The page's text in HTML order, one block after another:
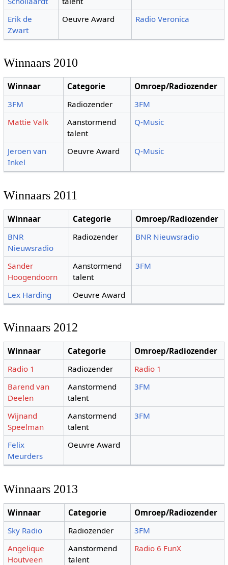
Erik de
Zwart
Oeuvre Award Radio Veronica
Winnaars 2010
Winnaar Categorie
Omroep/Radiozender
3FM
Radiozender
3FM
Mattie Valk
Aanstormend
talent
Q-Music
Jeroen van
Inkel
Oeuvre Award Q-Music
Winnaars 2011
Winnaar Categorie
Omroep/Radiozender
BNR
Nieuwsradio
Radiozender BNR Nieuwsradio
Sander
Hoogendoorn
Aanstormend
talent
3FM
Lex Harding Oeuvre Award
Winnaars 2012
Winnaar Categorie
Omroep/Radiozender
Radio 1
Radiozender
Radio 1
Barend van
Deelen
Aanstormend
talent
3FM
Wijnand
Speelman
Aanstormend
talent
3FM
Felix
Meurders
Oeuvre Award
Winnaars 2013
Winnaar Categorie
Omroep/Radiozender
Sky Radio
Radiozender
3FM
Angelique
Houtveen
Aanstormend
talent
Radio 6 FunX